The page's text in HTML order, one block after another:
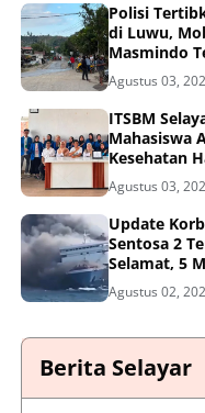
Polisi
di Luwu,
Masmindo
Pemalangan
Agustus 03,
ITSBM
Mahasiswa
Kesehatan
Agustus 03,
Update
Sentosa 2
Selamat, 5
Agustus 02,
Berita Selayar